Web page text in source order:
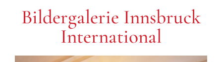
Bildergalerie Innsbruck
International